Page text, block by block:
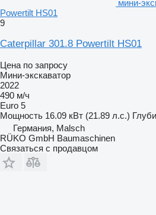
мини-
Powertilt HS01
9
Caterpillar 301.8 Powertilt HS01
Цена по запросу
Мини-экскаватор
2022
490 м/ч
Euro 5
Мощность 16.09 кВт (21.89 л.с.)
Германия, Malsch
RÜKO GmbH Baumaschinen
Связаться с продавцом